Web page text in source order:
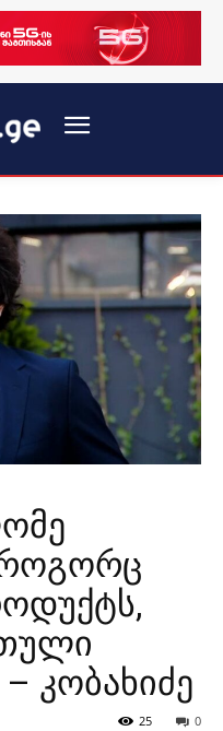
კობახიძე
0
25